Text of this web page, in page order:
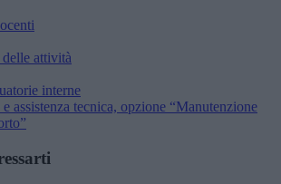
attività
interne
assistenza tecnica, opzione “Manutenzione